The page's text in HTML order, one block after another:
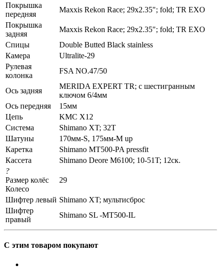
Покрышка
передняя
Maxxis Rekon Race; 29x2.35"; fold; TR EXO
Покрышка
задняя
Maxxis Rekon Race; 29x2.35"; fold; TR EXO
Спицы
Double Butted Black stainless
Камера
Ultralite-29
Рулевая
колонка
FSA NO.47/50
Ось задняя
MERIDA EXPERT TR; c шестигранным
ключом 6/4мм
Ось передняя
15мм
Цепь
KMC X12
Система
Shimano XT; 32T
Шатуны
170мм-S, 175мм-M up
Каретка
Shimano MT500-PA pressfit
Кассета
Shimano Deore M6100; 10-51T; 12ск.
?
Размер колёс
Колесо
29
Шифтер левый Shimano XT; мультисброс
Шифтер
правый
Shimano SL -MT500-IL
С этим товаром покупают